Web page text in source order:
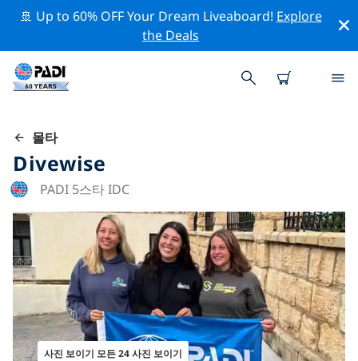
🚢 Up to 60% OFF Your Dream Liveaboard! Explore
the Deals
몰타
Divewise
PADI 5스타 IDC
사진 보이기 모든 24 사진 보이기